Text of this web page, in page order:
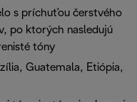
s príchuťou čerstvého
po ktorých nasledujú
tóny
Guatemala, Etiópia,